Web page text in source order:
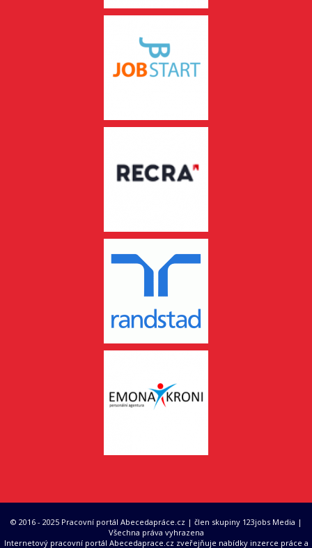
© 2016 - 2025 Pracovní portál Abecedapráce.cz | člen skupiny 123jobs Media |
Všechna práva vyhrazena
Internetový pracovní portál Abecedaprace.cz zveřejňuje nabídky inzerce práce a